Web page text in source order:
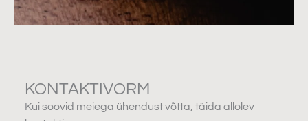
KONTAKTIVORM
Kui soovid meiega ühendust võtta, täida allolev